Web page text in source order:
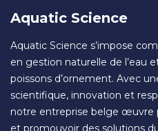
Aquatic Science
Aquatic Science s’impose
en gestion naturelle de l’eau
poissons d’ornement. Avec
scientifique, innovation et
notre entreprise belge œuvre